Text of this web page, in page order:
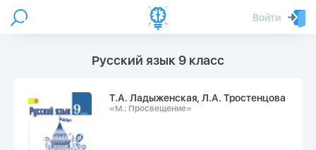
Войти
Русский язык 9 класс
Т.А. Ладыженская, Л.А. Тростенцова
«М.: Просвещение»